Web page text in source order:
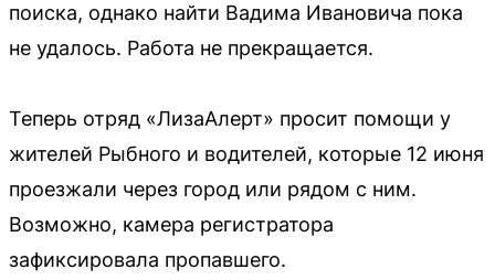
поиска, однако найти Вадима Ивановича пока
не удалось. Работа не прекращается.
Теперь отряд «ЛизаАлерт» просит помощи у
жителей Рыбного и водителей, которые 12 июня
проезжали через город или рядом с ним.
Возможно, камера регистратора
зафиксировала пропавшего.